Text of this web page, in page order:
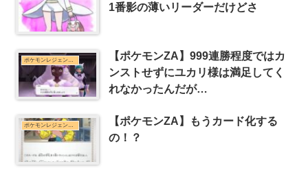
1番影の薄いリーダーだけどさ
ポケモンレジェンズZ-Aまとめ
【ポケモンZA】999連勝程度ではカ
ンストせずにユカリ様は満足してく
れなかったんだが…
ポケモンレジェンズZ-Aまとめ
【ポケモンZA】もうカード化する
の！？